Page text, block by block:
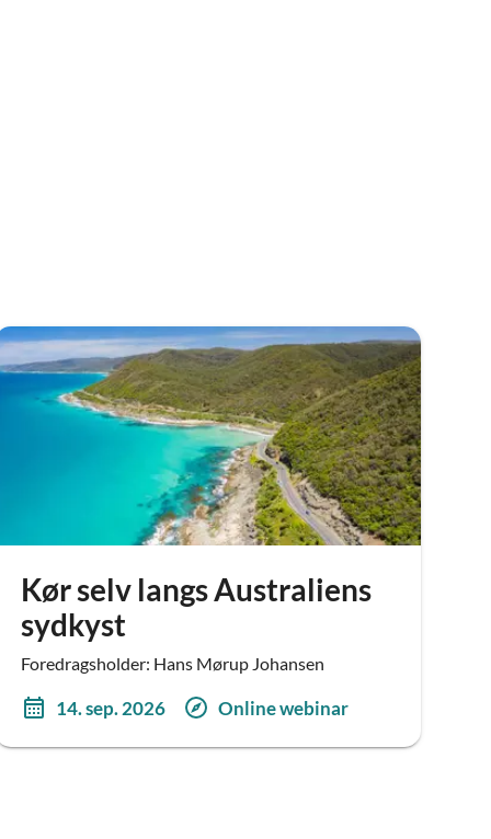
Kør selv langs Australiens
sydkyst
Foredragsholder: Hans Mørup Johansen
14. sep. 2026 Online webinar